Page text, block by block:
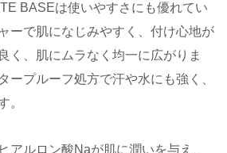
BASEは使いやすさにも優れてい
ーで肌になじみやすく、付け心地が
く、肌にムラなく均一に広がりま
ープルーフ処方で汗や水にも強く、
。
アルロン酸Naが肌に潤いを与え、